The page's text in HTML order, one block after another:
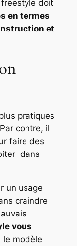
doit
en termes
et
pratiques
contre, il
faire des
dans
un usage
craindre
vous
le modèle